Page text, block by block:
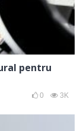
pentru
0 3K